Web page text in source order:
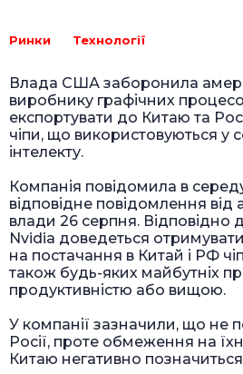
Ринки Технології
Влада США заборонила
виробнику графічних
експортувати до Китаю та
чіпи, що використовуються у
інтелекту.
Компанія повідомила в
відповідне повідомлення від
влади 26 серпня.
Nvidia доведеться отримувати
на постачання в Китай і РФ
також будь-яких майбутніх
продуктивністю або вищою.
У компанії зазначили, що не
Росії, проте обмеження на
Китаю негативно